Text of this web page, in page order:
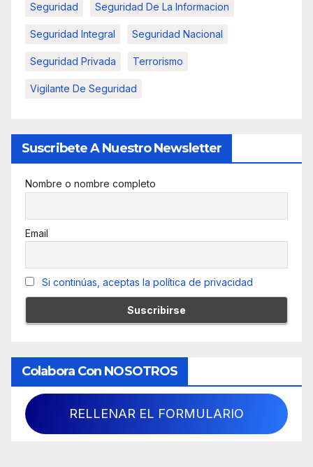
Seguridad Seguridad De La Informacion
Seguridad Integral Seguridad Nacional
Seguridad Privada Terrorismo
Vigilante De Seguridad
Suscribete A Nuestro Newsletter
Nombre o nombre completo
Email
Si continúas, aceptas la política de privacidad
Colabora Con NOSOTROS
RELLENAR EL FORMULARIO